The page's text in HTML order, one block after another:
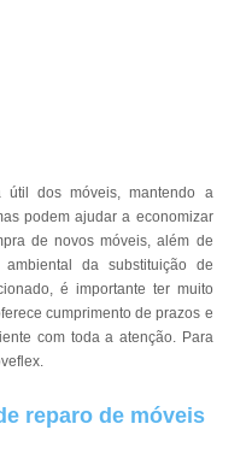
dos móveis, mantendo a
podem ajudar a economizar
de novos móveis, além de
da substituição de
é importante ter muito
cumprimento de prazos e
com toda a atenção. Para
reparo de móveis